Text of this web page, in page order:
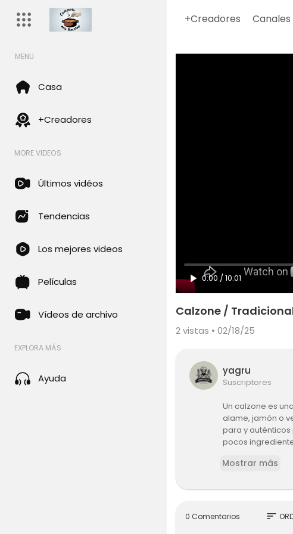
+Creadores Canales
MENU
Casa
+Creadores
MORE VIDEOS
Últimos vidéos
Tendencias
Los mejores videos
Películas
Vídeos de archivo
EXPLORA MÁS
Ayuda
0:00 /10:01
Calzone /
2vistas • 02/18/25
yagru
Suscriptores
Un calzone es
alame, jamón o
para y auténticos
pocos
Ingredientes
Masa:
200 ml de agua a
Mostrar más
0 Comentarios sort